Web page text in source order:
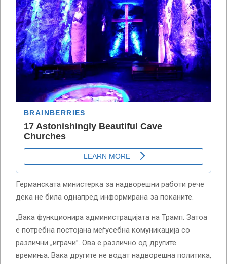
Германската министерка за надворешни работи рече
дека не била однапред информирана за поканите.
„Вака функционира администрацијата на Трамп. Затоа
е потребна постојана меѓусебна комуникација со
различни „играчи”. Ова е различно од другите
времиња. Вака другите не водат надворешна политика,